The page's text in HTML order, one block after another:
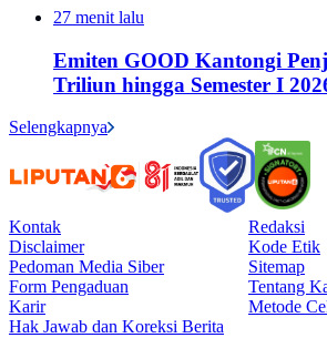
27 menit lalu
Emiten GOOD Kantongi
Triliun hingga Semester I
Selengkapnya
Kontak
Redaksi
Disclaimer
Kode Etik
Pedoman Media Siber
Sitemap
Form Pengaduan
Tentang
Karir
Metode
Hak Jawab dan Koreksi Berita